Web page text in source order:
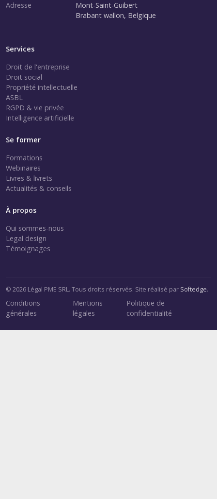
Adresse
Mont-Saint-Guibert
Brabant wallon, Belgique
Services
Droit de l'entreprise
Droit social
Propriété intellectuelle
ASBL
RGPD & vie privée
Intelligence artificielle
Se former
Formations
Webinaires
Livres & livrets
Actualités & conseils
À propos
Qui sommes-nous
Legal design
Témoignages
© 2026 Légal PME SRL. Tous droits réservés. Site réalisé par Softedge.
Conditions
générales
Mentions
légales
Politique de
confidentialité